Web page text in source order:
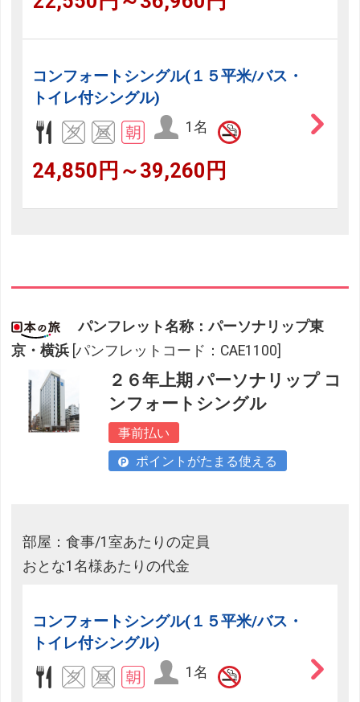
コンフォートシングル(１５平米/バス・
トイレ付シングル)
1名
24,850円～39,260円
パンフレット名称：パーソナリップ東
京・横浜 [パンフレットコード：CAE1100]
２６年上期 パーソナリップ コ
ンフォートシングル
事前払い
ポイントがたまる使える
部屋：食事/1室あたりの定員
おとな1名様あたりの代金
コンフォートシングル(１５平米/バス・
トイレ付シングル)
1名